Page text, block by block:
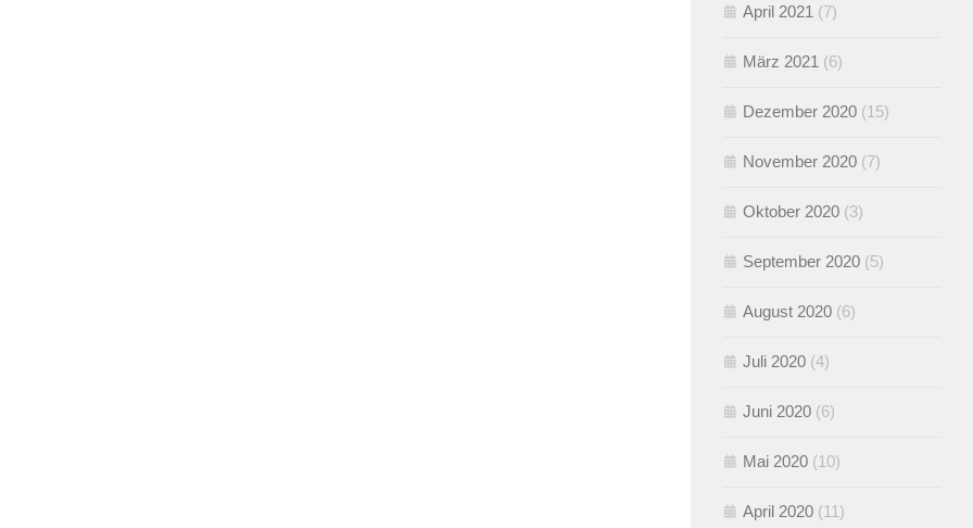
April 2021 (7)
März 2021 (6)
Dezember 2020 (15)
November 2020 (7)
Oktober 2020 (3)
September 2020 (5)
August 2020 (6)
Juli 2020 (4)
Juni 2020 (6)
Mai 2020 (10)
April 2020 (11)